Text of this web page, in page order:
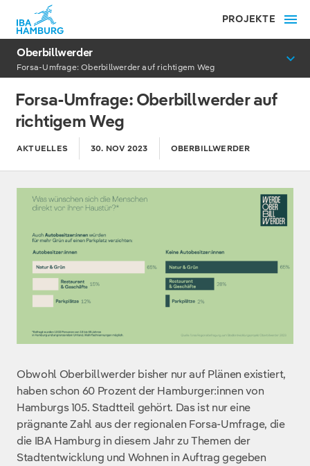
PROJEKTE
Oberbillwerder
Forsa-Umfrage: Oberbillwerder auf richtigem Weg
Forsa-Umfrage: Oberbillwerder auf
richtigem Weg
AKTUELLES 30. NOV 2023 OBERBILLWERDER
Obwohl Oberbillwerder bisher nur auf Plänen existiert,
haben schon 60 Prozent der Hamburger:innen von
Hamburgs 105. Stadtteil gehört. Das ist nur eine
prägnante Zahl aus der regionalen Forsa-Umfrage, die
die IBA Hamburg in diesem Jahr zu Themen der
Stadtentwicklung und Wohnen in Auftrag gegeben